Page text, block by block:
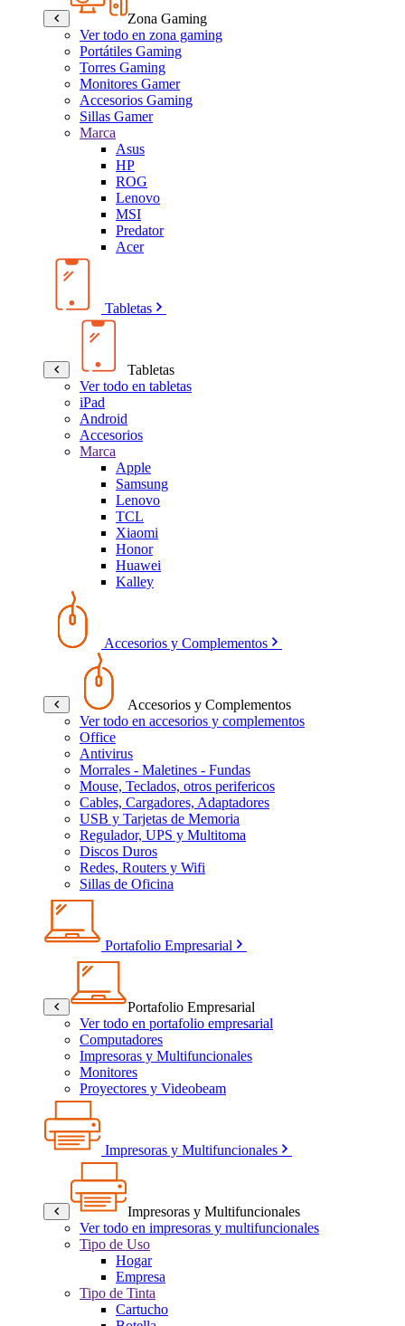
Zona Gaming
Ver todo en zona gaming
Portátiles Gaming
Torres Gaming
Monitores Gamer
Accesorios Gaming
Sillas Gamer
Marca
Asus
HP
ROG
Lenovo
MSI
Predator
Acer
Tabletas
Tabletas
Ver todo en tabletas
iPad
Android
Accesorios
Marca
Apple
Samsung
Lenovo
TCL
Xiaomi
Honor
Huawei
Kalley
Accesorios y Complementos
Accesorios y Complementos
Ver todo en accesorios y complementos
Office
Antivirus
Morrales - Maletines - Fundas
Mouse, Teclados, otros perifericos
Cables, Cargadores, Adaptadores
USB y Tarjetas de Memoria
Regulador, UPS y Multitoma
Discos Duros
Redes, Routers y Wifi
Sillas de Oficina
Portafolio Empresarial
Portafolio Empresarial
Ver todo en portafolio empresarial
Computadores
Impresoras y Multifuncionales
Monitores
Proyectores y Videobeam
Impresoras y Multifuncionales
Impresoras y Multifuncionales
Ver todo en impresoras y multifuncionales
Tipo de Uso
Hogar
Empresa
Tipo de Tinta
Cartucho